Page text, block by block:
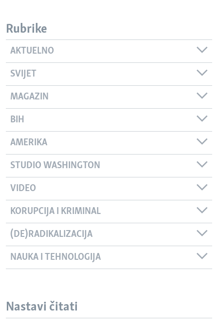
Rubrike
AKTUELNO
SVIJET
MAGAZIN
BIH
AMERIKA
STUDIO WASHINGTON
VIDEO
KORUPCIJA I KRIMINAL
(DE)RADIKALIZACIJA
NAUKA I TEHNOLOGIJA
Nastavi čitati